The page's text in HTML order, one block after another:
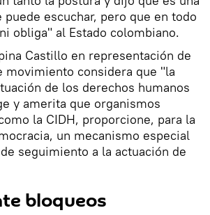
puede escuchar, pero que en todo
obliga" al Estado colombiano.
Castillo en representación de
movimiento considera que "la
de los derechos humanos
y amerita que organismos
la CIDH, proporcione, para la
un mecanismo especial
seguimiento a la actuación de
bloqueos